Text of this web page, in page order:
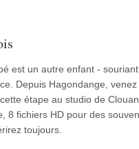
est un autre enfant - souriant,
Depuis Hagondange, venez
étape au studio de
8 fichiers HD pour des
toujours.